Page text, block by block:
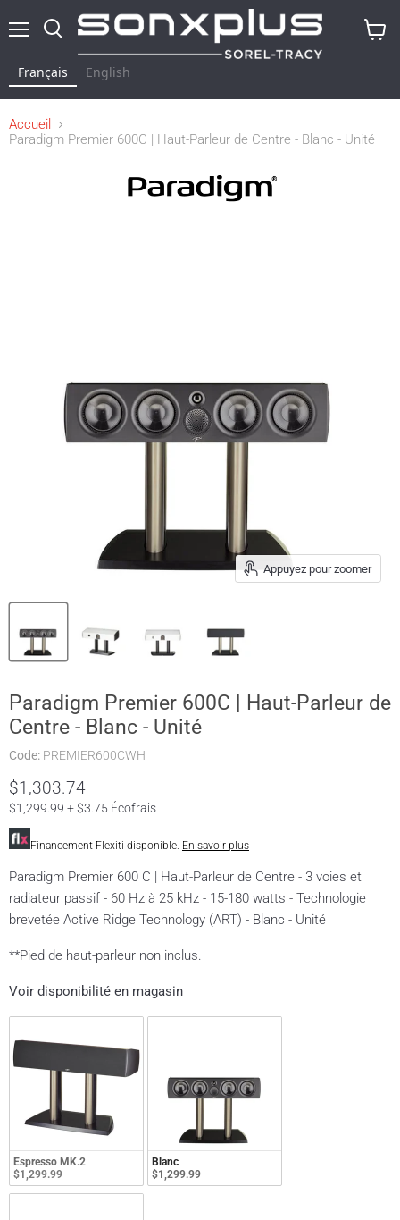
Français English
Accueil
Paradigm Premier 600C | Haut-Parleur de Centre - Blanc - Unité
Appuyez pour zoomer
Paradigm Premier 600C | Haut-Parleur de
Centre - Blanc - Unité
Code: PREMIER600CWH
$1,303.74
$1,299.99 + $3.75 Écofrais
Financement Flexiti disponible. En savoir plus
Paradigm Premier 600 C | Haut-Parleur de Centre - 3 voies et
radiateur passif - 60 Hz à 25 kHz - 15-180 watts - Technologie
brevetée Active Ridge Technology (ART) - Blanc - Unité
**Pied de haut-parleur non inclus.
Voir disponibilité en magasin
Espresso MK.2
$1,299.99
Blanc
$1,299.99